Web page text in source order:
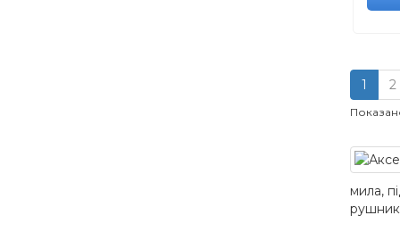
1 2
мила,